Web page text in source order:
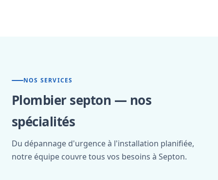
NOS SERVICES
Plombier septon — nos
spécialités
Du dépannage d'urgence à l'installation planifiée,
notre équipe couvre tous vos besoins à Septon.